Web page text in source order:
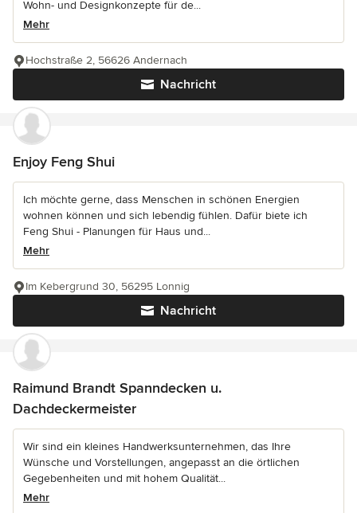
Wohn- und Designkonzepte für de...
Mehr
Nachricht
Hochstraße 2, 56626 Andernach
Enjoy Feng Shui
Ich möchte gerne, dass Menschen in schönen Energien
wohnen können und sich lebendig fühlen. Dafür biete ich
Feng Shui - Planungen für Haus und...
Mehr
Nachricht
Im Kebergrund 30, 56295 Lonnig
Raimund Brandt Spanndecken u.
Dachdeckermeister
Wir sind ein kleines Handwerksunternehmen, das Ihre
Wünsche und Vorstellungen, angepasst an die örtlichen
Gegebenheiten und mit hohem Qualität...
Mehr